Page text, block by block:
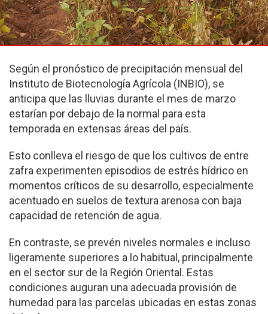
Según el pronóstico de precipitación mensual del
Instituto de Biotecnología Agrícola (INBIO), se
anticipa que las lluvias durante el mes de marzo
estarían por debajo de la normal para esta
temporada en extensas áreas del país.
Esto conlleva el riesgo de que los cultivos de entre
zafra experimenten episodios de estrés hídrico en
momentos críticos de su desarrollo, especialmente
acentuado en suelos de textura arenosa con baja
capacidad de retención de agua.
En contraste, se prevén niveles normales e incluso
ligeramente superiores a lo habitual, principalmente
en el sector sur de la Región Oriental. Estas
condiciones auguran una adecuada provisión de
humedad para las parcelas ubicadas en estas zonas